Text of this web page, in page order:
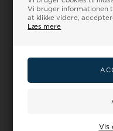
Vi bruger informationen
at klikke videre,
Læs mere
Vis
Skuldertaske